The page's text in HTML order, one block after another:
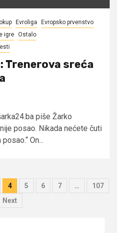
Evroliga
Evropsko prvenstvo
igre Ostalo
Trenerova sreća
piše Žarko
posao. Nikada nećete čuti
On...
4 5 6 7 …
107
Next